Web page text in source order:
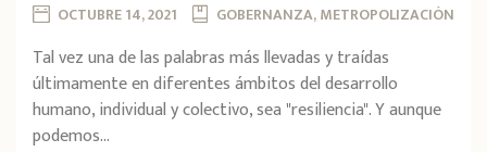
OCTUBRE 14, 2021 GOBERNANZA, METROPOLIZACIÓN
Tal vez una de las palabras más llevadas y traídas
últimamente en diferentes ámbitos del desarrollo
humano, individual y colectivo, sea "resiliencia". Y aunque
podemos...